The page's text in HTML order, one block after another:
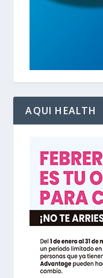
AQUI HEALTH